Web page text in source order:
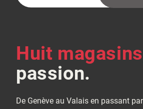
(Nécessaire)
Huit
passion.
De Genève au Valais en passant